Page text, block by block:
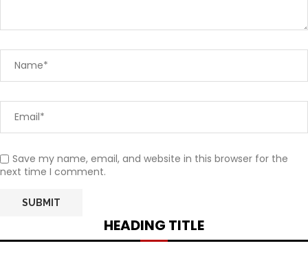
Save my name, email, and website in this browser for the
next time I comment.
HEADING TITLE